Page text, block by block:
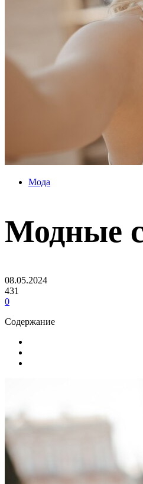
Мода
Модные
08.05.2024
431
0
Содержание